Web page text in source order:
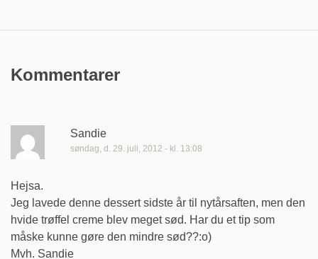
Kommentarer
Sandie
søndag, d. 29. juli, 2012 - kl. 13:08
Hejsa.
Jeg lavede denne dessert sidste år til nytårsaften, men den
hvide trøffel creme blev meget sød. Har du et tip som
måske kunne gøre den mindre sød??:o)
Mvh. Sandie